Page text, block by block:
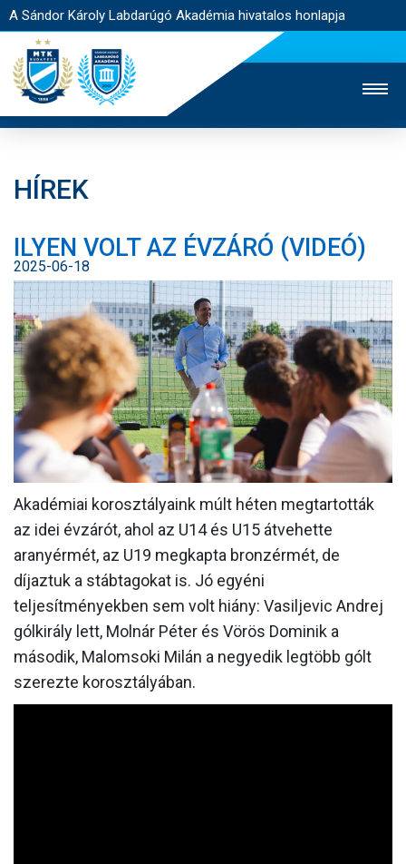
A Sándor Károly Labdarúgó Akadémia hivatalos honlapja
JEGYÉRTÉKESÍTÉS
WEBSHOP
STADION
EGYESÜLET
KAPCSOLAT
NYITÓLAP
HÍREK
AKADÉMIA
CSAPATOK
MÉRKŐZÉSEK
GALÉRIA
JELENTKEZÉS
SZURKOLÓI ÉLMÉNYEK
VEZETŐSÉG
HÍREK
ILYEN VOLT AZ ÉVZÁRÓ (VIDEÓ)
2025-06-18
Akadémiai korosztályaink múlt héten megtartották
az idei évzárót, ahol az U14 és U15 átvehette
aranyérmét, az U19 megkapta bronzérmét, de
díjaztuk a stábtagokat is. Jó egyéni
teljesítményekben sem volt hiány: Vasiljevic Andrej
gólkirály lett, Molnár Péter és Vörös Dominik a
második, Malomsoki Milán a negyedik legtöbb gólt
szerezte korosztályában.